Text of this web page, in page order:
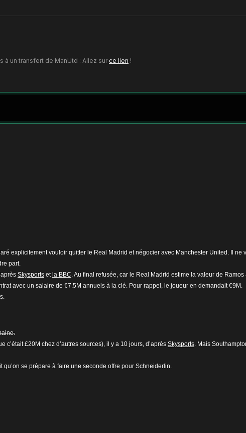
à un transfert de ManUtd : Allez sur ce lien !
explicitement vouloir quitter le Real Madrid et négocier avec Manchester United.
Il
part.
Skysports et la BBC. Au final refusée, car le Real Madrid estime la valeur de Ramos
avec un salaire de €7.5M annuels à la clé. Pour rappel, le joueur en demandait €9M.
c’était £20M chez d’autres sources), il y a 10 jours, d’après Skysports. Mais
qu’on se prépare à faire une seconde offre pour Schneiderlin.